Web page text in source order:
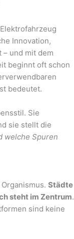
Innovation,
und mit dem
beginnt oft schon
bedeutet.
Sie
sie stellt die
welche Spuren
Städte
steht im Zentrum.
sind keine